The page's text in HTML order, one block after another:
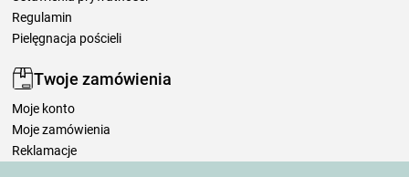
Regulamin
Pielęgnacja pościeli
Twoje zamówienia
Moje konto
Moje zamówienia
Reklamacje